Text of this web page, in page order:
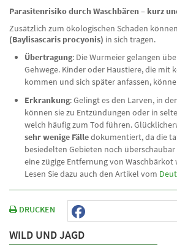
Parasitenrisiko durch Waschbären – kurz
Zusätzlich zum ökologischen Schaden
(Baylisascaris procyonis) in sich tragen.
Übertragung: Die Wurmeier gelangen
Gehwege. Kinder oder Haustiere, die
kommen und sich später anfassen,
Erkrankung: Gelingt es den Larven, in
können sie zu Entzündungen oder in
welch häufig zum Tod führen.
sehr wenige Fälledokumentiert, da die
besiedelten Gebieten noch
eine zügige Entfernung von Waschbärkot
Lesen Sie dazu auch den Artikel vom
DRUCKEN
WILD UND JAGD